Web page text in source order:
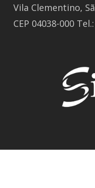
Vila Clementino,
CEP 04038-000